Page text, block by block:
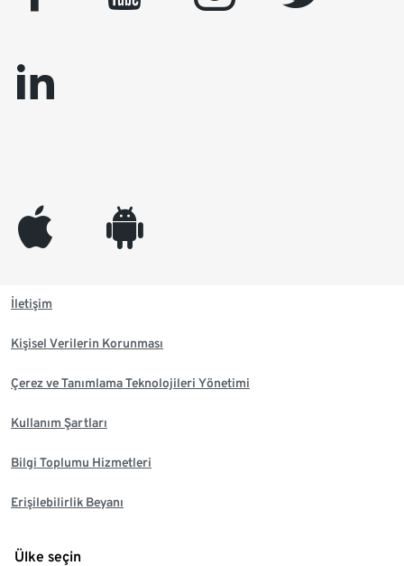
linkedin
appleinc android
İletişim
Kişisel Verilerin Korunması
Çerez ve Tanımlama Teknolojileri Yönetimi
Kullanım Şartları
Bilgi Toplumu Hizmetleri
Erişilebilirlik Beyanı
Ülke seçin